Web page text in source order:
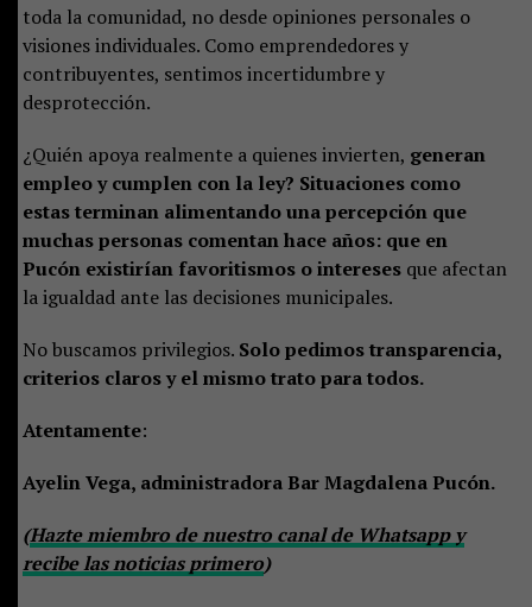
toda la comunidad, no desde opiniones personales o
visiones individuales. Como emprendedores y
contribuyentes, sentimos incertidumbre y
desprotección.
¿Quién apoya realmente a quienes invierten, generan
empleo y cumplen con la ley? Situaciones como
estas terminan alimentando una percepción que
muchas personas comentan hace años: que en
Pucón existirían favoritismos o intereses que afectan
la igualdad ante las decisiones municipales.
No buscamos privilegios. Solo pedimos transparencia,
criterios claros y el mismo trato para todos.
Atentamente:
Ayelin Vega, administradora Bar Magdalena Pucón.
(Hazte miembro de nuestro canal de Whatsapp y
recibe las noticias primero)